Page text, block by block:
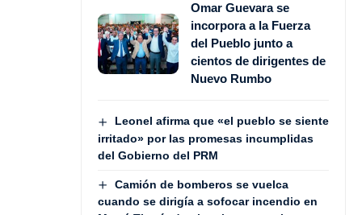
Omar Guevara se
incorpora a la Fuerza
del Pueblo junto a
cientos de dirigentes de
Nuevo Rumbo
Leonel afirma que «el pueblo se siente
irritado» por las promesas incumplidas
del Gobierno del PRM
Camión de bomberos se vuelca
cuando se dirigía a sofocar incendio en